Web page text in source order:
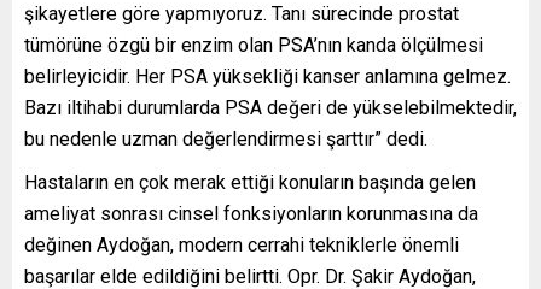
şikayetlere göre yapmıyoruz. Tanı sürecinde prostat
tümörüne özgü bir enzim olan PSA’nın kanda ölçülmesi
belirleyicidir. Her PSA yüksekliği kanser anlamına gelmez.
Bazı iltihabi durumlarda PSA değeri de yükselebilmektedir,
bu nedenle uzman değerlendirmesi şarttır” dedi.
Hastaların en çok merak ettiği konuların başında gelen
ameliyat sonrası cinsel fonksiyonların korunmasına da
değinen Aydoğan, modern cerrahi tekniklerle önemli
başarılar elde edildiğini belirtti. Opr. Dr. Şakir Aydoğan,